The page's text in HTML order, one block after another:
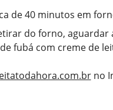
de 40 minutos em
do forno,
fubá com creme de
no